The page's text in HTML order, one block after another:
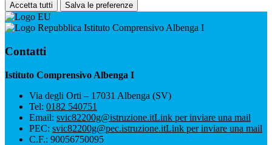
Accetta tutti Salva le preferenze
Istituto Comprensivo Albenga I
Contatti
Istituto Comprensivo Albenga I
Via degli Orti – 17031 Albenga (SV)
Tel: 0182 540751
Email: svic82200g@istruzione.itLink per inviare una mail
PEC: svic82200g@pec.istruzione.itLink per inviare una mail
C.F.: 90056750095